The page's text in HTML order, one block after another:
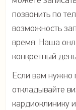
позвонить по
возможность
время. Наша
конкретный
Если вам нужно
откладывайте
кардиоклинику